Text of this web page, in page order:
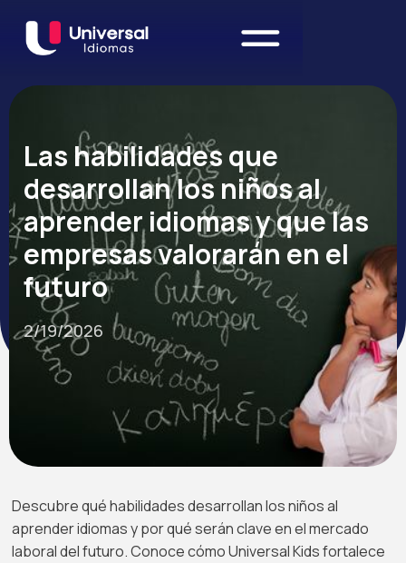
Las habilidades que
desarrollan los niños al
aprender idiomas y que las
empresas valorarán en el
futuro
2/19/2026
Descubre qué habilidades desarrollan los niños al
aprender idiomas y por qué serán clave en el mercado
laboral del futuro. Conoce cómo Universal Kids fortalece